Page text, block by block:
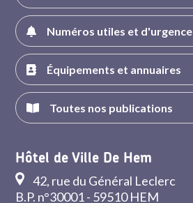
Numéros utiles et d'urgence
Équipements et annuaires
Toutes nos publications
Hôtel de Ville De Hem
42, rue du Général Leclerc
B.P. n°30001 - 59510 HEM